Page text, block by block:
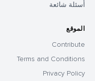
أسئلة شائعة
الموقع
Contribute
Terms and Conditions
Privacy Policy